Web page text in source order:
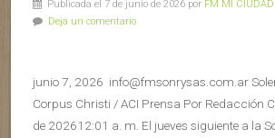
Publicada el 7 de junio de 2026 por FM MI CIUDAD
Deja un comentario
junio 7, 2026 info@fmsonrysas.com.ar
Corpus Christi / ACI Prensa Por Redacción
de 202612:01 a. m. El jueves siguiente a la